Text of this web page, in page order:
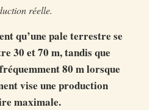
réelle.
qu’une pale terrestre se
30 et 70 m, tandis que
80 m lorsque
vise une production
maximale.